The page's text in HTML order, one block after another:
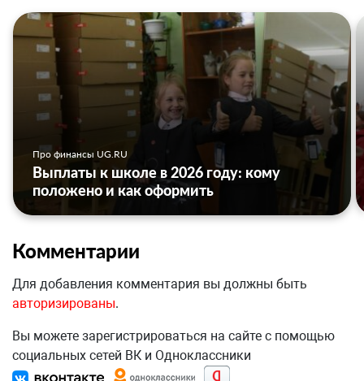
Про финансы UG.RU
Выплаты к школе в 2026 году: кому
положено и как оформить
Комментарии
Для добавления комментария вы должны быть
авторизированы.
Вы можете зарегистрироваться на сайте с помощью
социальных сетей ВК и Одноклассники